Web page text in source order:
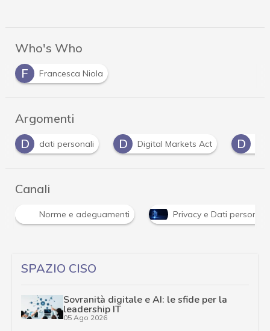
Who's Who
F
Francesca Niola
Argomenti
D
Digital Markets Act D DMA F facebook
Canali
Norme e adeguamenti Privacy e Dati personali
SPAZIO CISO
Sovranità digitale e AI: le sfide per la
leadership IT
05 Ago 2026